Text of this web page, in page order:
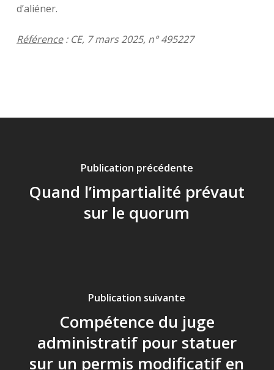
d’aliéner.
Référence: CE, 7 mars 2025, n° 495227
Publication précédente
Quand l’impartialité prévaut
sur le quorum
Publication suivante
Compétence du juge
administratif pour statuer
sur un permis modificatif en